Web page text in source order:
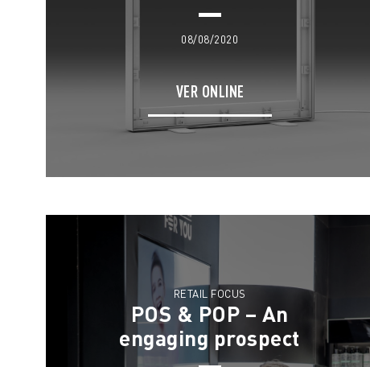
08/08/2020
VER ONLINE
RETAIL FOCUS
POS & POP – An
engaging prospect